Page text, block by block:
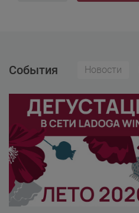
События Новости